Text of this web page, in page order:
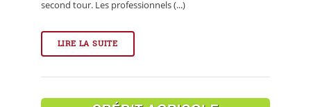
second tour. Les professionnels (...)
LIRE LA SUITE